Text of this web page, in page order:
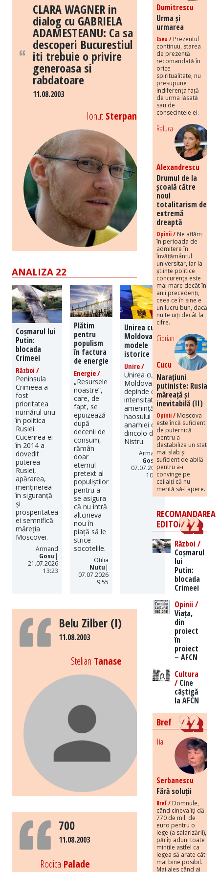
CLARA WAGNER in
dialog cu GABRIELA
ADAMESTEANU: Ca sa
descoperi Bucurestiul
iti trebuie o privire
generoasa si
rabdatoare
11.08.2003
Ionut Sterpan
ANALIZA 22
Coșmarul lui
Putin:
blocada
Crimeei
Război /
Peninsula
Crimeea a
fost
prioritatea
numărul unu
în politica
Rusiei.
Cucerirea ei
în 2014 a
dovedit
puterea
Rusiei,
apărarea,
menținerea
în siguranță
și
prosperitatea
ei semnifică
măreția
Moscovei.
Armand
Gosu |
21.07.2026
13:23
Plătim
pentru
populism
în factura
de energie
Energie /
„Resursele
noastre”,
care, de
fapt, se
epuizează
după
decenii de
consum,
rămân
doar
eternul
pretext al
populiștilor
pentru a
se asigura
că nu intră
altcineva
nou în
piață să le
strice
socotelile.
Otilia
Nutu |
07.07.2026
9:55
Unirea cu
Moldova:
modele
istorice
Unire /
Unirea cu
Moldova
depinde de
intensitatea
amenințării
haosului și
anarhiei de
dincolo de
Nistru.
Armand
Gosu|
07.07.2026
10:16
Belu Zilber (I)
11.08.2003
Stelian Tanase
700
11.08.2003
Rodica Palade
Dumitrescu
Urma și
urmarea
Eseu / Prezentul
continuu, starea
de prezență
recomandată în
orice
spiritualitate, nu
presupune
indiferența față
de urma lăsată
sau de
consecințele ei.
Raluca
Alexandrescu
Drumul de la
școală către
noul
totalitarism de
extremă
dreaptă
Opinii / Ne aflăm
în perioada de
admitere în
învățământul
universitar, iar la
științe politice
concurența este
mai mare decât în
anii precedenți,
ceea ce în sine e
un lucru bun, dacă
nu te uiți decât la
cifre.
Ciprian
Cucu
Narațiuni
putiniste: Rusia
măreață și
inevitabilă (II)
Opinii / Moscova
este încă suficient
de puternică
pentru a
destabiliza un stat
mai slab și
suficient de abilă
pentru a-i
convinge pe
ceilalți că nu
merită să-l apere.
RECOMANDAREA
EDITORILOR
Război /
Coșmarul
lui
Putin:
blocada
Crimeei
Opinii /
Viața,
din
proiect
în
proiect
– AFCN
Cultura
/Cine
câștigă
la AFCN
Bref
Tia
Serbanescu
Fără soluții
Bref / Domnule,
când cineva îți dă
770 de mil. de
euro pentru o
lege (a salarizării),
păi îți aduni toate
mințile astfel ca
legea să arate cât
mai bine posibil.
Mai ales când ai